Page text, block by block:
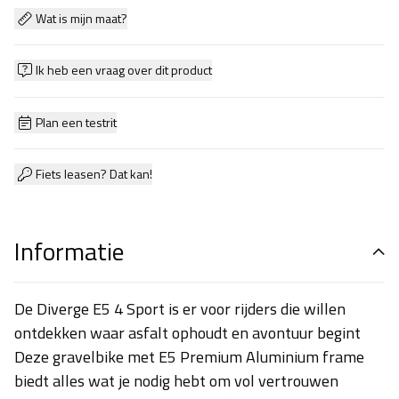
Wat is mijn maat?
Ik heb een vraag over dit product
Plan een testrit
Fiets leasen? Dat kan!
Informatie
De Diverge E5 4 Sport is er voor rijders die willen
ontdekken waar asfalt ophoudt en avontuur begint
Deze gravelbike met E5 Premium Aluminium frame
biedt alles wat je nodig hebt om vol vertrouwen